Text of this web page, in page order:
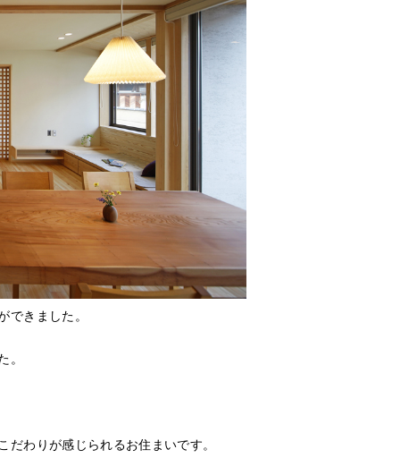
できました。
。
わりが感じられるお住まいです。